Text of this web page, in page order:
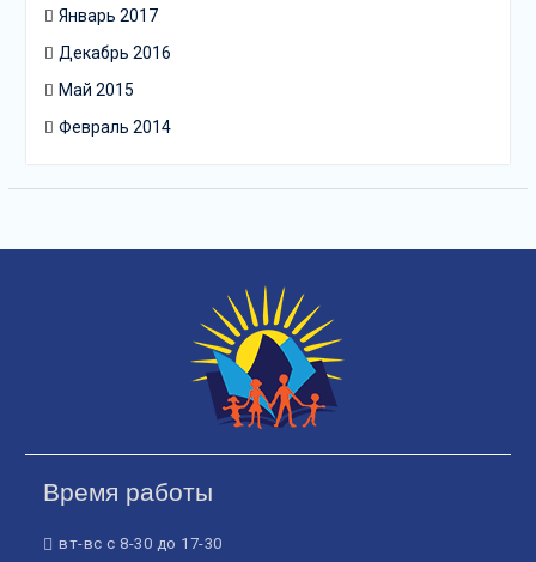
Январь 2017
Декабрь 2016
Май 2015
Февраль 2014
Время работы
вт-вс с 8-30 до 17-30